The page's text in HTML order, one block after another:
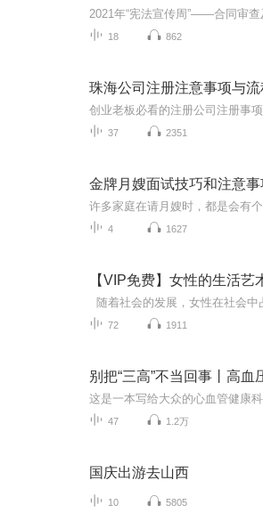
18 862
创业老板必看的注册公司注册事项
37 2351
4 1627
72 1911
47 1.2万
国庆出游去山西
10 5805